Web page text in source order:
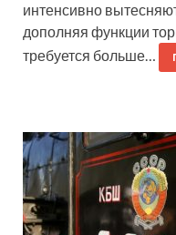
интенсивно
дополняя функции
требуется больше…